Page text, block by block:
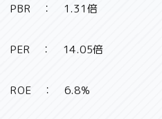
PBR ： 1.31倍
PER ： 14.05倍
ROE ： 6.8%